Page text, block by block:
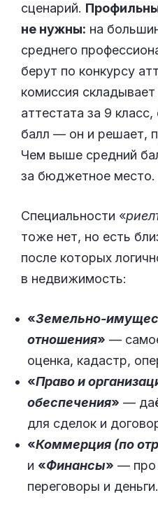
сценарий.
не нужны: на
среднего
берут по конкурсу
комиссия
аттестата за 9
балл — он и решает,
Чем выше средний
за бюджетное место.
Специальности «
тоже нет, но есть
после которых
в недвижимость:
«Земельно-
отношения» —
оценка, кадастр,
«Право и
обеспечения» —
для сделок и
«Коммерция (по
и «Финансы» — про
переговоры и деньги.